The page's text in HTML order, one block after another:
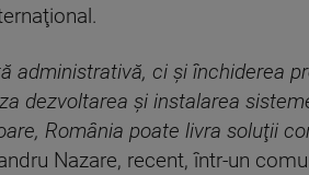
administrativă, ci şi închiderea
dezvoltarea şi instalarea
România poate livra soluţii
Nazare, recent, într-un